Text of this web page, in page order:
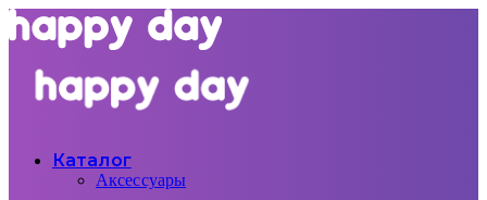
Каталог
Аксессуары